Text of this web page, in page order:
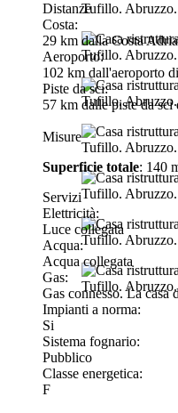
Distanze
Costa:
29 km dalla Costa
Aeroporto:
102 km dall'aeroporto
Piste da sci:
57 km dalle piste da sci
Misure
Superficie totale: 140
Servizi
Elettricità:
Luce collegata
Acqua:
Acqua collegata
Gas:
Gas connesso. La casa
Impianti a norma:
Si
Sistema fognario:
Pubblico
Classe energetica:
F